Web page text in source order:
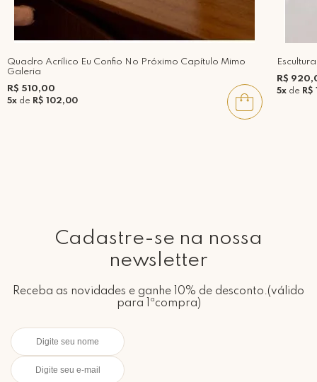
Quadro Acrílico Eu Confio No Próximo Capítulo Mimo
Galeria
R$ 510,00
5x de R$ 102,00
R$
5xde R$
Cadastre-se na nossa
newsletter
Receba as novidades e ganhe 10% de desconto.(válido
para 1ªcompra)